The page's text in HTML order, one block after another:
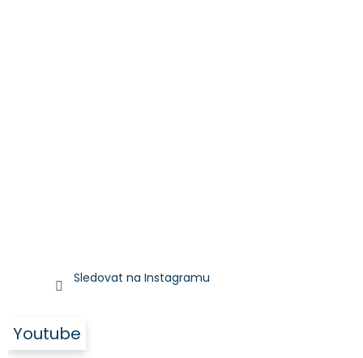
Sledovat na Instagramu
Youtube